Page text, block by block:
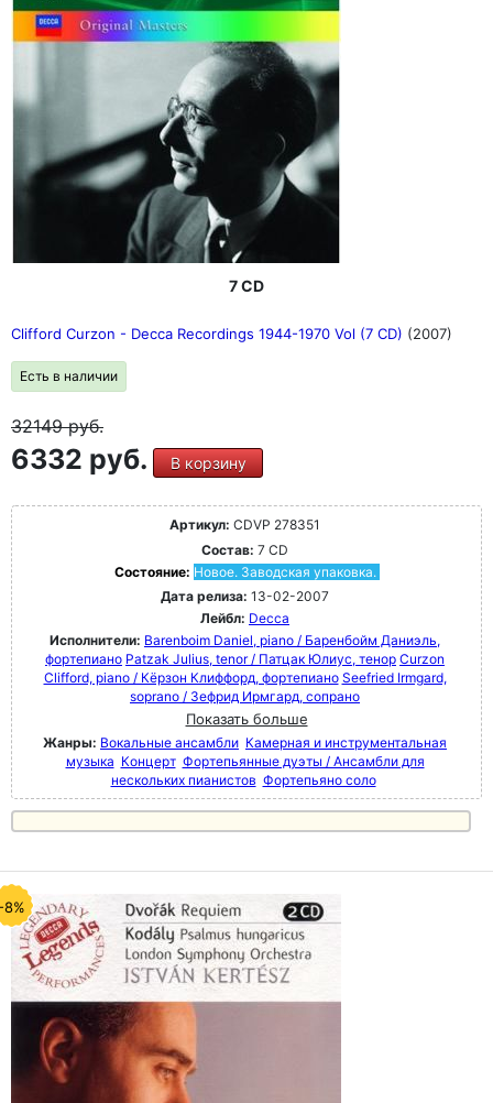
7 CD
Clifford Curzon - Decca Recordings 1944-1970 Vol (7 CD) (2007)
Есть в наличии
32149руб.
6332 руб. В корзину
Артикул: CDVP 278351
Состав: 7 CD
Состояние: Новое. Заводская упаковка.
Дата релиза: 13-02-2007
Лейбл: Decca
Исполнители: Barenboim Daniel, piano / Баренбойм Даниэль,
фортепиано Patzak Julius, tenor / Патцак Юлиус, тенор Curzon
Clifford, piano / Кёрзон Клиффорд, фортепиано Seefried Irmgard,
soprano / Зефрид Ирмгард, сопрано
Показать больше
Жанры: Вокальные ансамбли Камерная и инструментальная
музыка Концерт Фортепьянные дуэты / Ансамбли для
нескольких пианистов Фортепьяно соло
8%